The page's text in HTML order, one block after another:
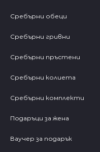
Сребърни обеци
Сребърни гривни
Сребърни пръстени
Сребърни колиета
Сребърни комплекти
Подаръци за жена
Ваучер за подарък